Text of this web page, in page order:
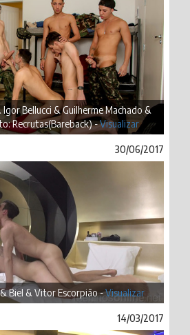
Bellucci & Guilherme Machado &
Recrutas(Bareback) -Visualizar
30/06/2017
Biel & Vitor Escorpião -Visualizar
14/03/2017